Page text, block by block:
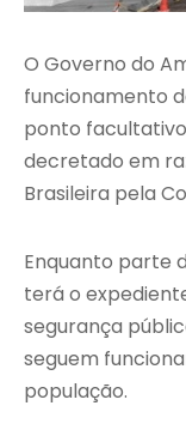
O Governo do
funcionamento
ponto
decretado em
Brasileira pela
Enquanto parte
terá o
segurança
seguem
população.